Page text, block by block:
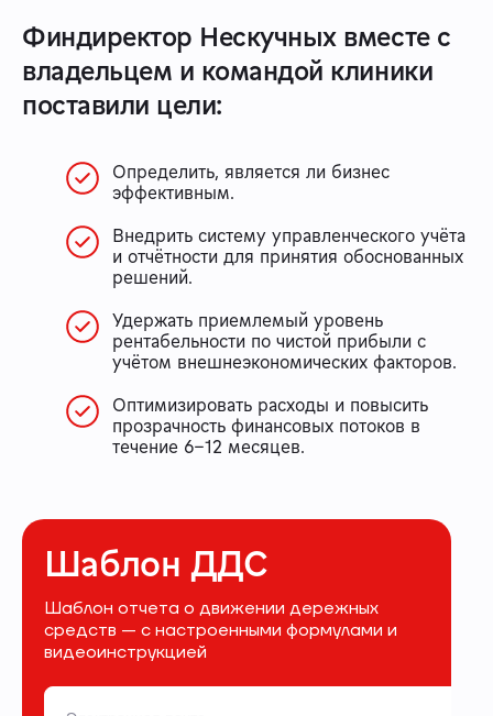
Финдиректор Нескучных вместе с
владельцем и командой клиники
поставили цели:
Определить, является ли бизнес
эффективным.
Внедрить систему управленческого учёта
и отчётности для принятия обоснованных
решений.
Удержать приемлемый уровень
рентабельности по чистой прибыли с
учётом внешнеэкономических факторов.
Оптимизировать расходы и повысить
прозрачность финансовых потоков в
течение 6–12 месяцев.
Шаблон ДДС
Шаблон отчета о движении дережных
средств — с настроенными формулами и
видеоинструкцией